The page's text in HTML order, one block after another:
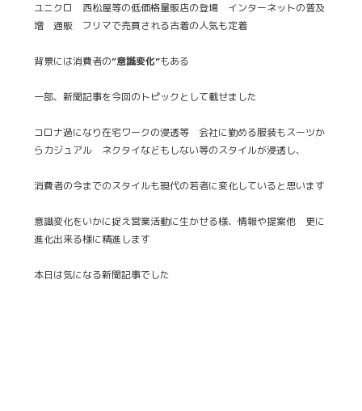
ユニクロ 西松屋等の低価格量販店の登場 インターネットの普及
増 通販 フリマで売買される古着の人気も定着
背景には消費者の”意識変化”もある
一部、新聞記事を今回のトピックとして載せました
コロナ過になり在宅ワークの浸透等 会社に勤める服装もスーツか
らカジュアル ネクタイなどもしない等のスタイルが浸透し、
消費者の今までのスタイルも現代の若者に変化していると思います
意識変化をいかに捉え営業活動に生かせる様、情報や提案他 更に
進化出来る様に精進します
本日は気になる新聞記事でした